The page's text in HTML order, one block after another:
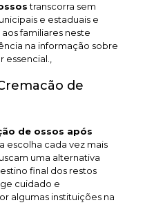
transcorra sem
e estaduais e
familiares neste
na informação sobre
de
de ossos após
escolha cada vez mais
uma alternativa
final dos restos
cuidado e
algumas instituições na